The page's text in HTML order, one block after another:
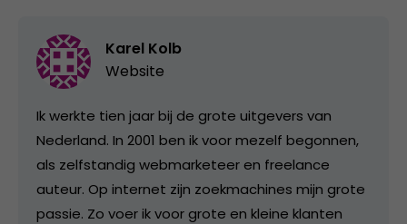
Karel Kolb
Website
Ik werkte tien jaar bij de grote uitgevers van
Nederland. In 2001 ben ik voor mezelf begonnen,
als zelfstandig webmarketeer en freelance
auteur. Op internet zijn zoekmachines mijn grote
passie. Zo voer ik voor grote en kleine klanten